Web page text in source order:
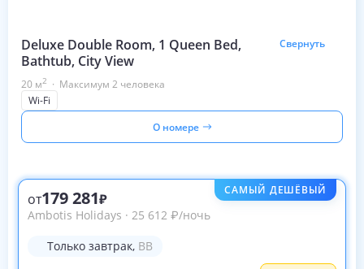
Deluxe Double Room, 1 Queen Bed,
Bathtub, City View
Свернуть
20 м2 · Максимум 2 человека
Wi-Fi
О номере
САМЫЙ ДЕШЁВЫЙ
от179 281
Ambotis Holidays · 25 612 ₽/ночь
Только завтрак, BB